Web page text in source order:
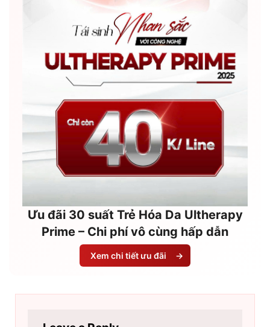
Ưu đãi 30 suất Trẻ Hóa Da Ultherapy
Prime – Chi phí vô cùng hấp dẫn
Xem chi tiết ưu đãi →